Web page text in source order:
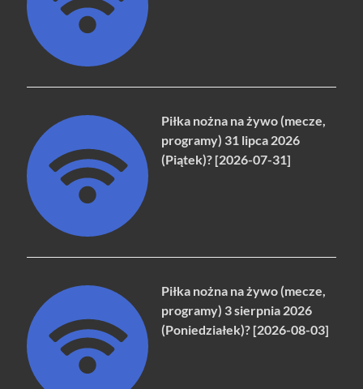
Piłka nożna na żywo (mecze,
programy) 31 lipca 2026
(Piątek)? [2026-07-31]
Piłka nożna na żywo (mecze,
programy) 3 sierpnia 2026
(Poniedziałek)? [2026-08-03]